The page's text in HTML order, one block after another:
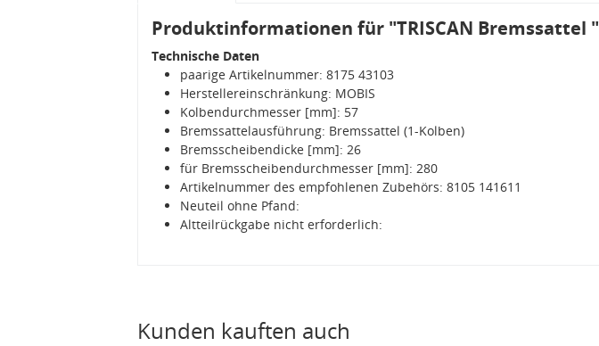
Produktinformationen für "TRISCAN Bremssattel "
Technische Daten
paarige Artikelnummer: 8175 43103
Herstellereinschränkung: MOBIS
Kolbendurchmesser [mm]: 57
Bremssattelausführung: Bremssattel (1-Kolben)
Bremsscheibendicke [mm]: 26
für Bremsscheibendurchmesser [mm]: 280
Artikelnummer des empfohlenen Zubehörs: 8105 141611
Neuteil ohne Pfand:
Altteilrückgabe nicht erforderlich:
Kunden kauften auch